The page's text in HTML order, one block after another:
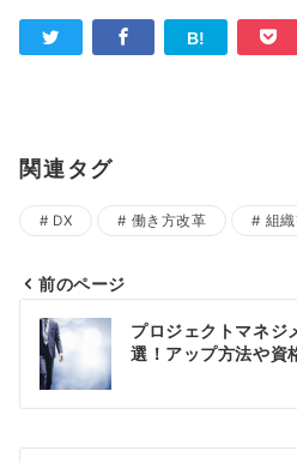
関連タグ
DX 働き方改革 組
投
稿
ナ
ビ
前のページ
プロジェクトマネジ
選！アップ方法や資